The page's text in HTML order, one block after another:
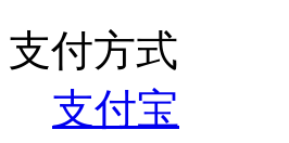
支付方式
支付宝